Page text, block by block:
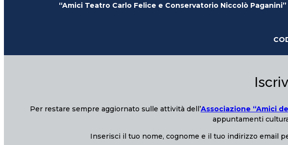
“Amici Teatro Carlo Felice e Conservatorio Niccolò Paganini”
Per restare sempre aggiornato sulle attività dell’Associazione “Amici
appuntamenti
Inserisci il tuo nome, cognome e il tuo indirizzo email